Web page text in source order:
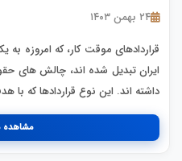
۲۴ بهمن ۱۴۰۳
قراردادهای موقت کار، که امروزه به
ایران تبدیل شده اند، چالش های
داشته اند. این نوع قراردادها که با